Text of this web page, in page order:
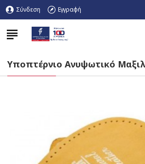
Σύνδεση Εγγραφή
Υποπτέρνιο Ανυψωτικό